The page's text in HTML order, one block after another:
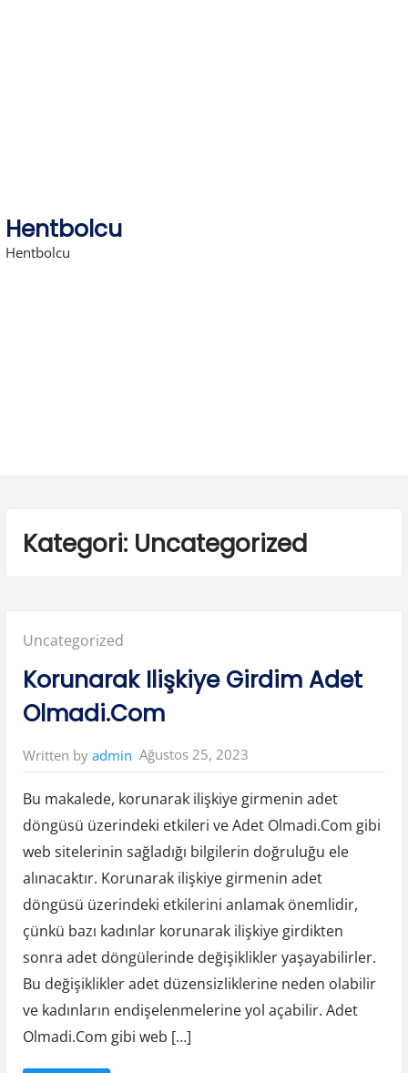
Hentbolcu
Hentbolcu
Kategori: Uncategorized
Posted
in:
Uncategorized
Korunarak Ilişkiye Girdim Adet
Olmadi.Com
Written by admin Ağustos 25, 2023
Bu makalede, korunarak ilişkiye girmenin adet
döngüsü üzerindeki etkileri ve Adet Olmadi.Com gibi
web sitelerinin sağladığı bilgilerin doğruluğu ele
alınacaktır. Korunarak ilişkiye girmenin adet
döngüsü üzerindeki etkilerini anlamak önemlidir,
çünkü bazı kadınlar korunarak ilişkiye girdikten
sonra adet döngülerinde değişiklikler yaşayabilirler.
Bu değişiklikler adet düzensizliklerine neden olabilir
ve kadınların endişelenmelerine yol açabilir. Adet
Olmadi.Com gibi web […]